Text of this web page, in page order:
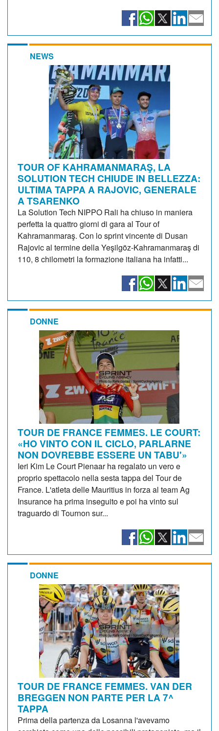
NEWS
TOUR OF KAHRAMANMARAŞ, LA
SOLUTION TECH CHIUDE IN BELLEZZA:
ULTIMA TAPPA A RAJOVIC, GENERALE
A TSARENKO
La Solution Tech NIPPO Rali ha chiuso in maniera
perfetta la quattro giorni di gara al Tour of
Kahramanmaraş. Con lo sprint vincente di Dusan
Rajovic al termine della Yeşilgöz-Kahramanmaraş di
110, 8 chilometri la formazione italiana ha infatti...
DONNE
TOUR DE FRANCE FEMMES. LE COURT:
«HO VINTO CON IL CICLO, PARLARNE
NON DOVREBBE ESSERE UN TABU'»
Ieri Kim Le Court Pienaar ha regalato un vero e
proprio spettacolo nella sesta tappa del Tour de
France. L'atleta delle Mauritius in forza al team Ag
Insurance ha prima inseguito e poi ha vinto sul
traguardo di Tournon sur...
DONNE
TOUR DE FRANCE FEMMES. VAN DER
BREGGEN NON PARTE PER LA 7^
TAPPA
Prima della partenza da Losanna l'avevamo